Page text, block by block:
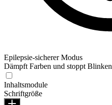
Epilepsie-sicherer Modus
Dämpft Farben und stoppt Blinken
Inhaltsmodule
Schriftgröße